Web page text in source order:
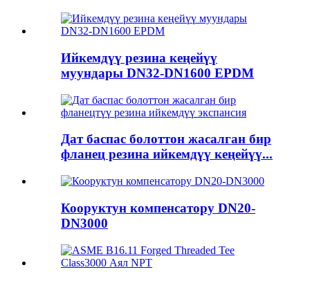
Ийкемдүү резина кеңейүү
муундары DN32-DN1600 EPDM
Дат баспас болоттон жасалган бир
фланец резина ийкемдүү кеңейүү...
Кооруктун компенсатору DN20-
DN3000